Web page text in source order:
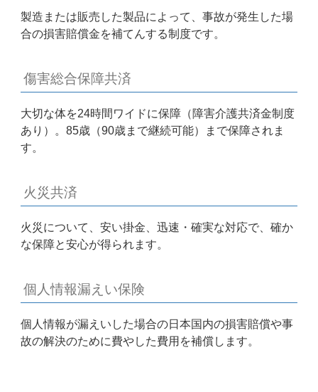
製造または販売した製品によって、事故が発生した場
合の損害賠償金を補てんする制度です。
傷害総合保障共済
大切な体を24時間ワイドに保障（障害介護共済金制度
あり）。85歳（90歳まで継続可能）まで保障されま
す。
火災共済
火災について、安い掛金、迅速・確実な対応で、確か
な保障と安心が得られます。
個人情報漏えい保険
個人情報が漏えいした場合の日本国内の損害賠償や事
故の解決のために費やした費用を補償します。